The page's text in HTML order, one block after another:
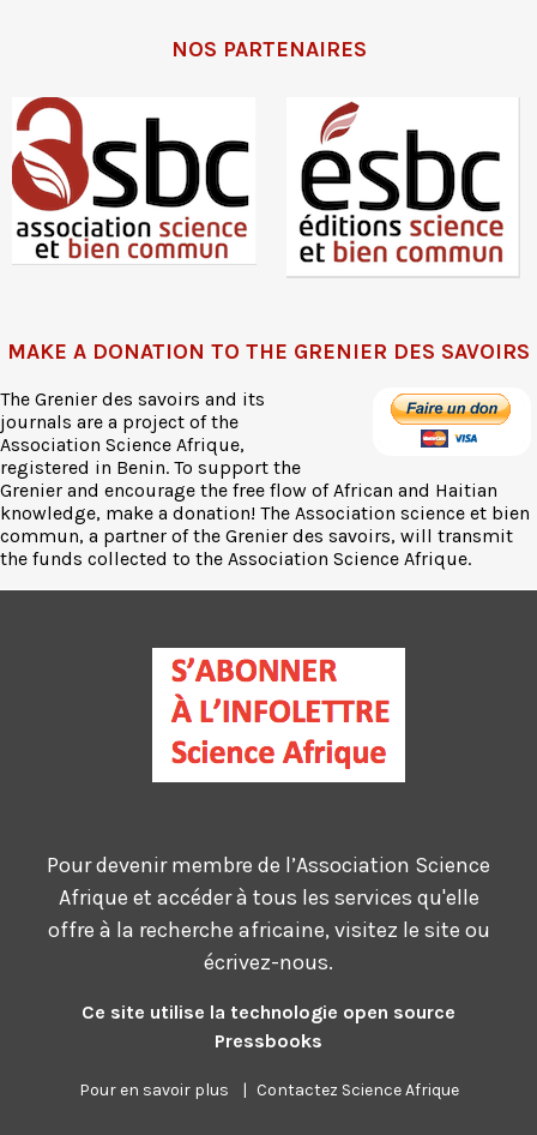
NOS PARTENAIRES
MAKE A DONATION TO THE GRENIER DES SAVOIRS
The Grenier des savoirs and its
journals are a project of the
Association Science Afrique,
registered in Benin. To support the
Grenier and encourage the free flow of African and Haitian
knowledge, make a donation! The Association science et bien
commun, a partner of the Grenier des savoirs, will transmit
the funds collected to the Association Science Afrique.
Pour devenir membre de l’Association Science
Afrique et accéder à tous les services qu'elle
offre à la recherche africaine, visitez le site ou
écrivez-nous.
Ce site utilise la technologie open source
Pressbooks
Pour en savoir plus | Contactez Science Afrique